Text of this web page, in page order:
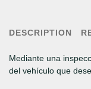
DESCRIPTION
Mediante una
del vehículo que